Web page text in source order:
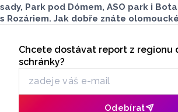
sady, Park pod Dómem, ASO park i
s Rozáriem. Jak dobře znáte
Odběr newsletteru
Chcete dostávat report z regionu
schránky?
Odebírat